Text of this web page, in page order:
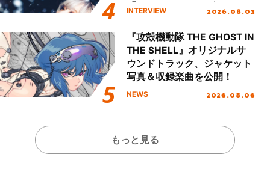
「Amore」インタビュー
INTERVIEW 2026.08.03
『攻殻機動隊 THE GHOST IN
THE SHELL』オリジナルサ
ウンドトラック、ジャケット
写真＆収録楽曲を公開！
NEWS 2026.08.06
もっと見る